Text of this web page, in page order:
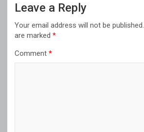
Leave a Reply
Your email address will not be published.
are marked *
Comment *